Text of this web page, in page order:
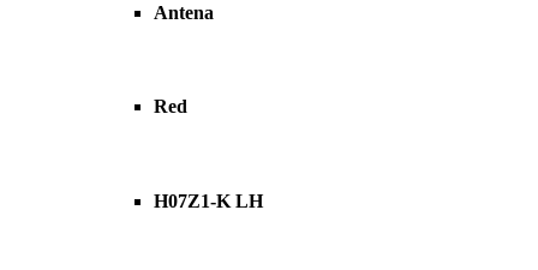
Antena
Red
H07Z1-K LH